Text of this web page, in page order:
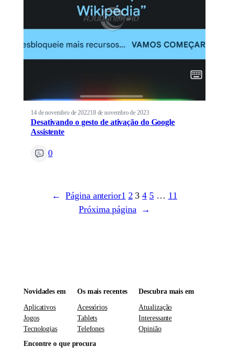
14 de novembro de 202218 de novembro de 2023
Desativando o gesto de ativação do Google
Assistente
0
← Página anterior1 2 3 4 5 … 11
Próxima página
→
Novidades em
Aplicativos
Jogos
Tecnologias
Os mais recentes
Acessórios
Tablets
Telefones
Descubra mais em
Atualização
Interessante
Opinião
Encontre o que procura